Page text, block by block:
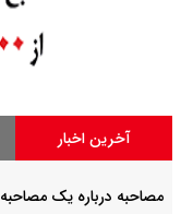
آخرین اخبار
مصاحبه درباره یک مصاحبه